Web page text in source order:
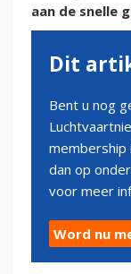
aan de snelle
Dit
Bent u nog
membership
dan op
voor meer
Word nu